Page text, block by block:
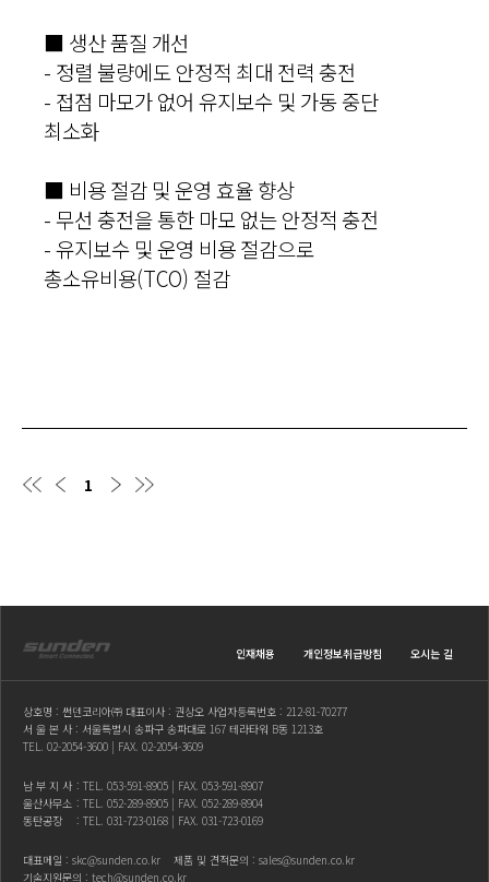
■ 생산 품질 개선
- 정렬 불량에도 안정적 최대 전력 충전
- 접점 마모가 없어 유지보수 및 가동 중단
최소화
■ 비용 절감 및 운영 효율 향상
- 무선 충전을 통한 마모 없는 안정적 충전
- 유지보수 및 운영 비용 절감으로
총소유비용(TCO) 절감
1
인재채용 개인정보취급방침 오시는 길
상호명 : 썬덴코리아㈜ 대표이사 : 권상오 사업자등록번호 : 212-81-70277
서 울 본 사 : 서울특별시 송파구 송파대로 167 테라타워 B동 1213호
TEL. 02-2054-3600 | FAX. 02-2054-3609
남 부 지 사 : TEL. 053-591-8905 | FAX. 053-591-8907
울산사무소 : TEL. 052-289-8905 | FAX. 052-289-8904
동탄공장
: TEL. 031-723-0168 | FAX. 031-723-0169
대표메일 : skc@sunden.co.kr 제품 및 견적문의 : sales@sunden.co.kr
기술지원문의 : tech@sunden.co.kr